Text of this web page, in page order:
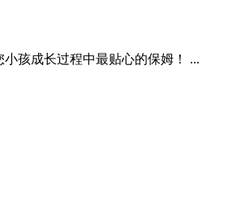
孩成长过程中最贴心的保姆！ ...